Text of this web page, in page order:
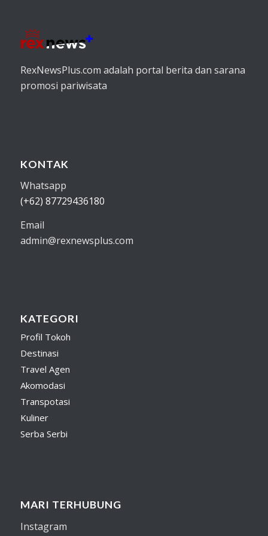
RexNewsPlus.com adalah portal berita dan sarana
promosi pariwisata
KONTAK
Whatsapp
(+62) 87729436180
Email
admin@rexnewsplus.com
KATEGORI
Profil Tokoh
Destinasi
Travel Agen
Akomodasi
Transpotasi
Kuliner
Serba Serbi
MARI TERHUBUNG
Instagram